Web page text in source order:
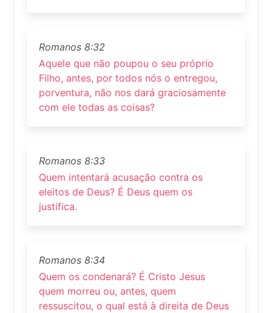
Romanos 8:32
Aquele que não poupou o seu próprio
Filho, antes, por todos nós o entregou,
porventura, não nos dará graciosamente
com ele todas as coisas?
Romanos 8:33
Quem intentará acusação contra os
eleitos de Deus? É Deus quem os
justifica.
Romanos 8:34
Quem os condenará? É Cristo Jesus
quem morreu ou, antes, quem
ressuscitou, o qual está à direita de Deus